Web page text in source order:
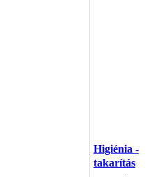
Higiénia -
takarítás